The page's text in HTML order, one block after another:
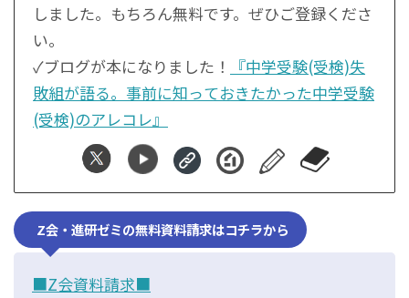
しました。もちろん無料です。ぜひご登録くださ
い。
✓ブログが本になりました！
『中学受験(受検)失
敗組が語る。事前に知っておきたかった中学受験
(受検)のアレコレ』
Z会・進研ゼミの無料資料請求はコチラから
■Z会資料請求■